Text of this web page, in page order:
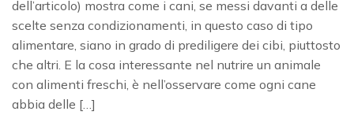
dell’articolo) mostra come i cani, se messi davanti a delle
scelte senza condizionamenti, in questo caso di tipo
alimentare, siano in grado di prediligere dei cibi, piuttosto
che altri. E la cosa interessante nel nutrire un animale
con alimenti freschi, è nell’osservare come ogni cane
abbia delle […]